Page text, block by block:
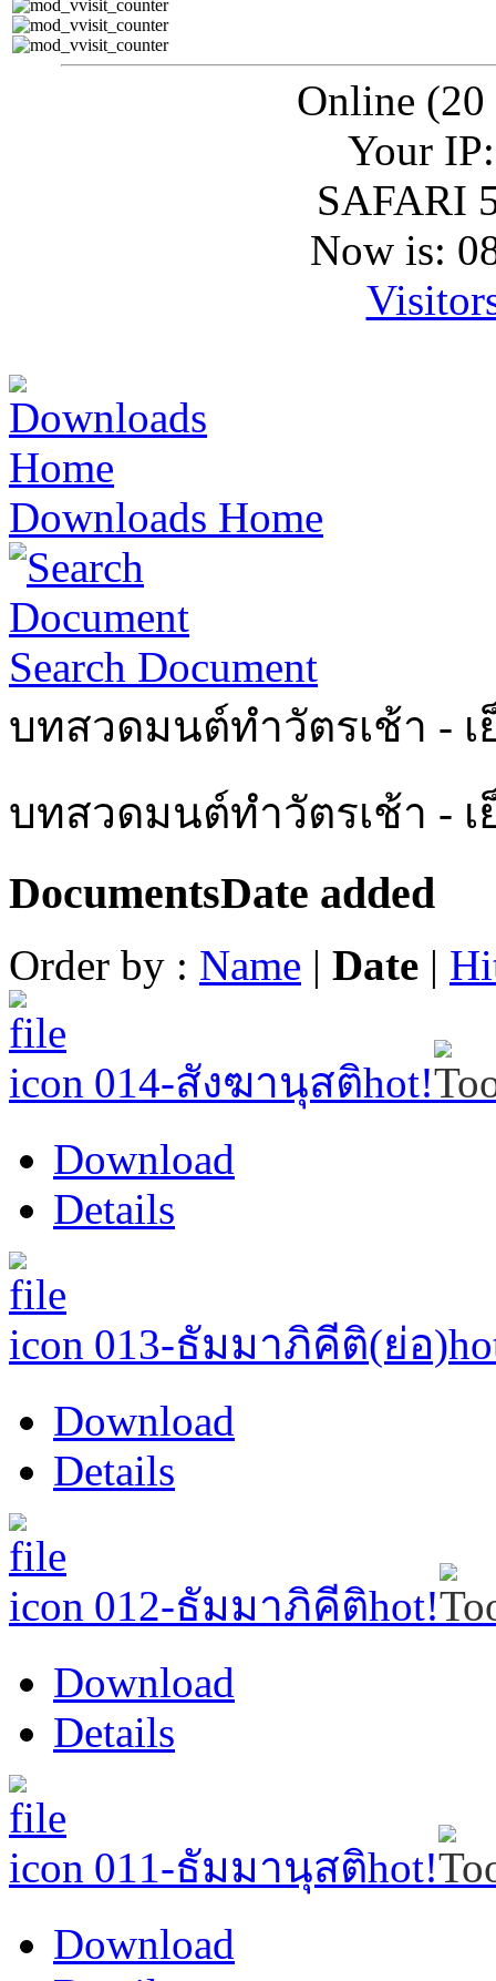
Online (20
Your
SAFARI
Now is:
Downloads Home
Search Document
บทสวดมนต์ทำวัตรเช้า - เ
บทสวดมนต์ทำวัตรเช้า -
DocumentsDate added
Order by : Name | Date |
014-สังฆานุสติhot!
Download
Details
013-ธัมมาภิคีติ(ย่อ)
Download
Details
012-ธัมมาภิคีติhot!
Download
Details
011-ธัมมานุสติhot!
Download